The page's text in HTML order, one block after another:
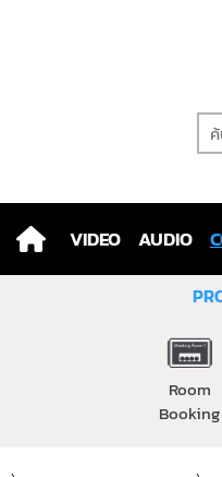
VIDEO AUDIO
Room
Booking